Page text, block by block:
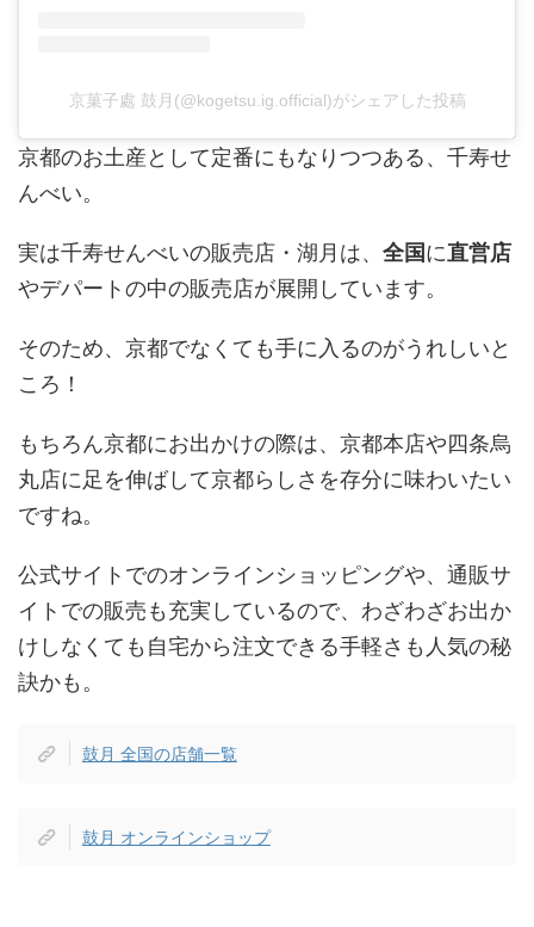
京菓子處 鼓月(@kogetsu.ig.official)がシェアした投稿
京都のお土産として定番にもなりつつある、千寿せ
んべい。
実は千寿せんべいの販売店・湖月は、 全国に直営店
やデパートの中の販売店が展開しています。
そのため、京都でなくても手に入るのがうれしいと
ころ！
もちろん京都にお出かけの際は、京都本店や四条烏
丸店に足を伸ばして京都らしさを存分に味わいたい
ですね。
公式サイトでのオンラインショッピングや、通販サ
イトでの販売も充実しているので、わざわざお出か
けしなくても自宅から注文できる手軽さも人気の秘
訣かも。
鼓月 全国の店舗一覧
鼓月 オンラインショップ